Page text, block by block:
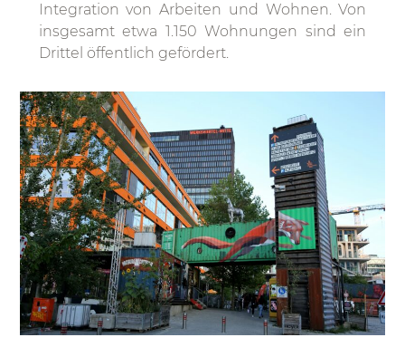
Integration von Arbeiten und Wohnen. Von
insgesamt etwa 1.150 Wohnungen sind ein
Drittel öffentlich gefördert.